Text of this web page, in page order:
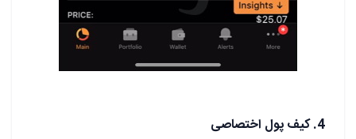
4. کیف پول اختصاصی